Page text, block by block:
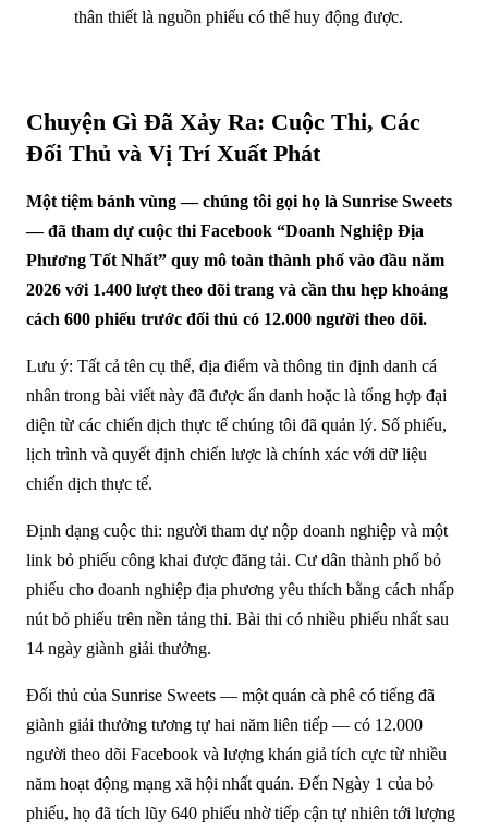
thân thiết là nguồn phiếu có thể huy động được.
Chuyện Gì Đã Xảy Ra: Cuộc Thi, Các
Đối Thủ và Vị Trí Xuất Phát
Một tiệm bánh vùng — chúng tôi gọi họ là Sunrise Sweets
— đã tham dự cuộc thi Facebook “Doanh Nghiệp Địa
Phương Tốt Nhất” quy mô toàn thành phố vào đầu năm
2026 với 1.400 lượt theo dõi trang và cần thu hẹp khoảng
cách 600 phiếu trước đối thủ có 12.000 người theo dõi.
Lưu ý: Tất cả tên cụ thể, địa điểm và thông tin định danh cá
nhân trong bài viết này đã được ẩn danh hoặc là tổng hợp đại
diện từ các chiến dịch thực tế chúng tôi đã quản lý. Số phiếu,
lịch trình và quyết định chiến lược là chính xác với dữ liệu
chiến dịch thực tế.
Định dạng cuộc thi: người tham dự nộp doanh nghiệp và một
link bỏ phiếu công khai được đăng tải. Cư dân thành phố bỏ
phiếu cho doanh nghiệp địa phương yêu thích bằng cách nhấp
nút bỏ phiếu trên nền tảng thi. Bài thi có nhiều phiếu nhất sau
14 ngày giành giải thưởng.
Đối thủ của Sunrise Sweets — một quán cà phê có tiếng đã
giành giải thưởng tương tự hai năm liên tiếp — có 12.000
người theo dõi Facebook và lượng khán giả tích cực từ nhiều
năm hoạt động mạng xã hội nhất quán. Đến Ngày 1 của bỏ
phiếu, họ đã tích lũy 640 phiếu nhờ tiếp cận tự nhiên tới lượng